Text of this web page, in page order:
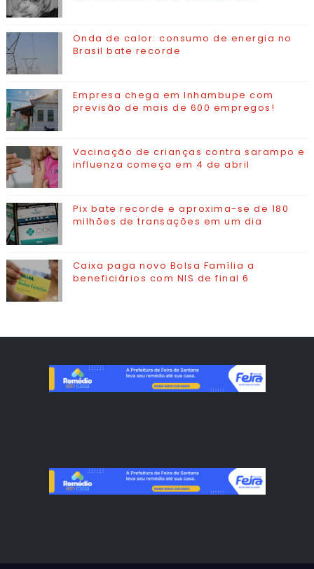
Onda de calor: consumo de energia no
Brasil bate recorde
Empresa chega em Inhambupe com
previsão de mais de 600 empregos!
Vacinação de crianças contra sarampo e
influenza começa em 4 de abril
Pix bate recorde e aproxima-se de 180
milhões de transações em um dia
Caixa paga novo Bolsa Família a
beneficiários com NIS de final 6